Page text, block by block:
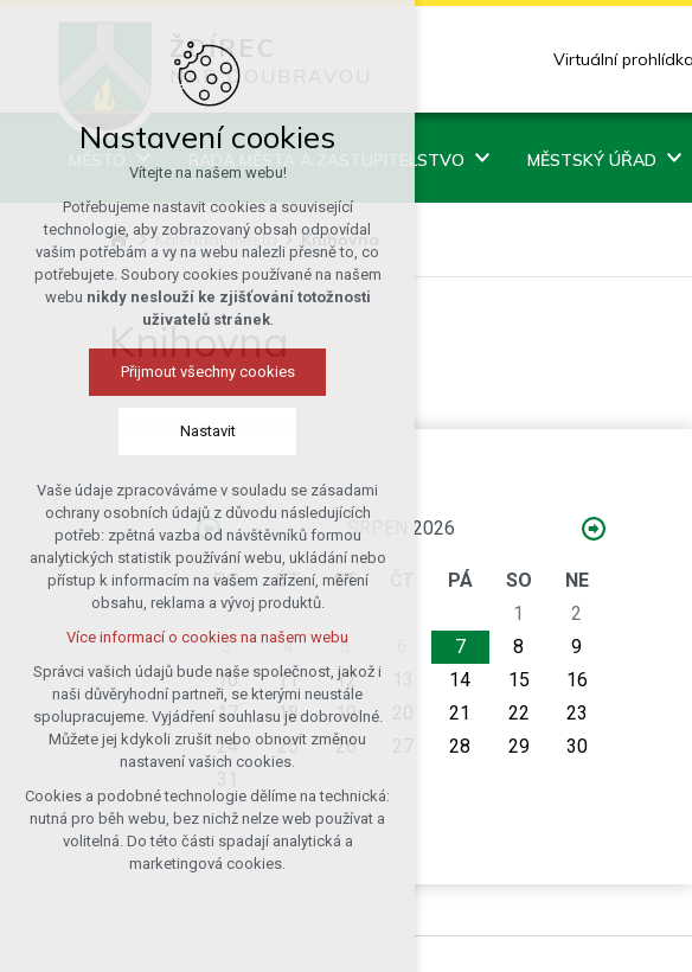
ŽDÍREC
NAD DOUBRAVOU
Virtuální prohlídka
RADA MĚSTA A ZASTUPITELSTVO MĚSTSKÝ ÚŘAD
Kalendář města Knihovna
Knihovna
SRPEN 2026
PO ÚT ST PÁ SO
NE
1
2
3
4 5 7 8
9
10
11 12 14 15
16
17
18 19 21 22
23
24
25 26 28 29
30
Nastavení cookies
Vítejte na našem webu!
Potřebujeme nastavit cookies a související
technologie, aby zobrazovaný obsah odpovídal
vašim potřebám a vy na webu nalezli přesně to, co
potřebujete. Soubory cookies používané na našem
webu nikdy neslouží ke zjišťování totožnosti
uživatelů stránek.
Přijmout všechny cookies
Nastavit
Technická cookies
nutná pro provozování webu
udržení kontextu stránek (session):
případná přihlášení, volby jazyka, apod.
Volitelná cookies
analytická pro anonymizované
vyhodnocení návštěvnosti
marketingová cookies (Google)
Více informací o cookies na našem webu
Přijmout všechny cookies
Odmítnout vše
Vaše údaje zpracováváme v souladu se zásadami
ochrany osobních údajů z důvodu následujících
potřeb: zpětná vazba od návštěvníků formou
analytických statistik používání webu, ukládání nebo
přístup k informacím na vašem zařízení, měření
obsahu, reklama a vývoj produktů.
Více informací o cookies na našem webu
Správci vašich údajů bude naše společnost, jakož i
naši důvěryhodní partneři, se kterými neustále
spolupracujeme. Vyjádření souhlasu je dobrovolné.
Můžete jej kdykoli zrušit nebo obnovit změnou
nastavení vašich cookies.
Cookies a podobné technologie dělíme na technická:
nutná pro běh webu, bez nichž nelze web používat a
volitelná. Do této části spadají analytická a
marketingová cookies.